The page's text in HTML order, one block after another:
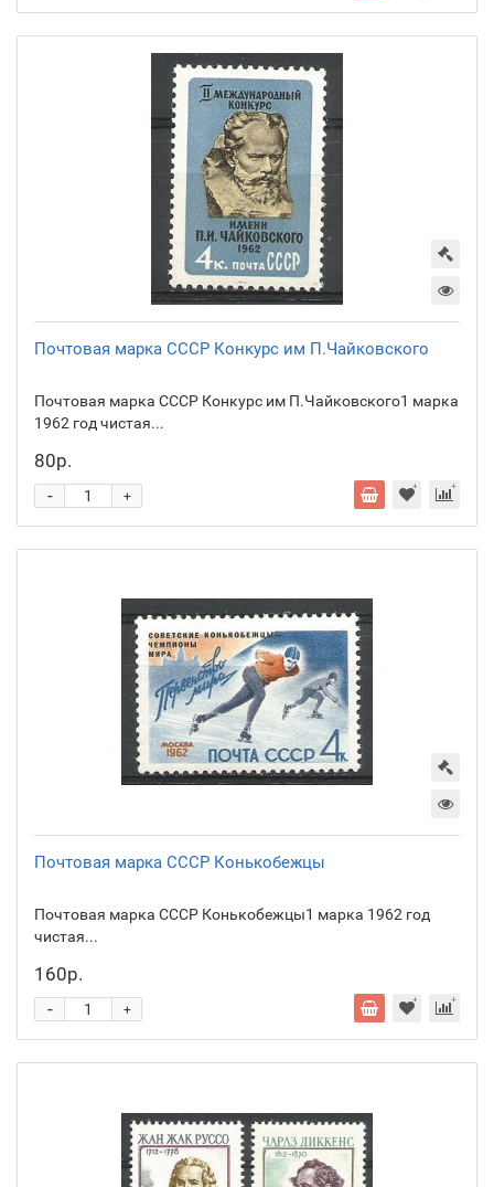
Почтовая марка СССР Конкурс им П.Чайковского
Почтовая марка СССР Конкурс им П.Чайковского1 марка
1962 год чистая...
80р.
+
-
Почтовая марка СССР Конькобежцы
Почтовая марка СССР Конькобежцы1 марка 1962 год
чистая...
160р.
+
-